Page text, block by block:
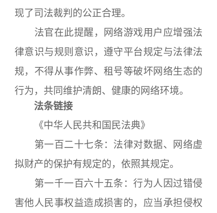
现了司法裁判的公正合理。
法官在此提醒，网络游戏用户应增强法
律意识与规则意识，遵守平台规定与法律法
规，不得从事作弊、租号等破坏网络生态的
行为，共同维护清朗、健康的网络环境。
法条链接
《中华人民共和国民法典》
第一百二十七条：法律对数据、网络虚
拟财产的保护有规定的，依照其规定。
第一千一百六十五条：行为人因过错侵
害他人民事权益造成损害的，应当承担侵权